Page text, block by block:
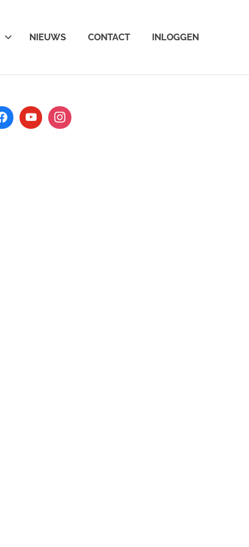
NIEUWS CONTACT INLOGGEN